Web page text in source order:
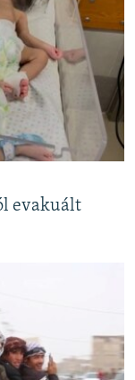
evakuált